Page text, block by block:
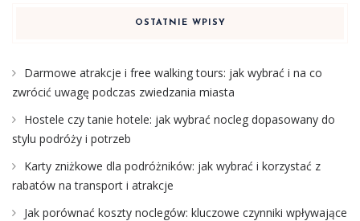
OSTATNIE WPISY
Darmowe atrakcje i free walking tours: jak wybrać i na co
zwrócić uwagę podczas zwiedzania miasta
Hostele czy tanie hotele: jak wybrać nocleg dopasowany do
stylu podróży i potrzeb
Karty zniżkowe dla podróżników: jak wybrać i korzystać z
rabatów na transport i atrakcje
Jak porównać koszty noclegów: kluczowe czynniki wpływające